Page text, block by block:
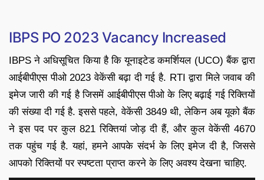
IBPS PO 2023 Vacancy Increased
IBPS ने अधिसूचित किया है कि यूनाइटेड कमर्शियल (UCO) बैंक द्वारा
आईबीपीएस पीओ 2023 वेकेंसी बढ़ा दी गई है. RTI द्वारा मिले जवाब की
इमेज जारी की गई है जिसमें आईबीपीएस पीओ के लिए बढ़ाई गई रिक्तियों
की संख्या दी गई है. इससे पहले, वेकेंसी 3849 थी, लेकिन अब यूको बैंक
ने इस पद पर कुल 821 रिक्तियां जोड़ दी हैं, और कुल वेकेंसी 4670
तक पहुंच गई है. यहां, हमने आपके संदर्भ के लिए इमेज दी है, जिससे
आपको रिक्तियों पर स्पष्टता प्राप्त करने के लिए अवश्य देखना चाहिए.